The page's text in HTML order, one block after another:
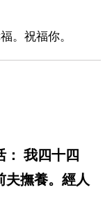
。祝福你。
： 我四十四
夫撫養。經人